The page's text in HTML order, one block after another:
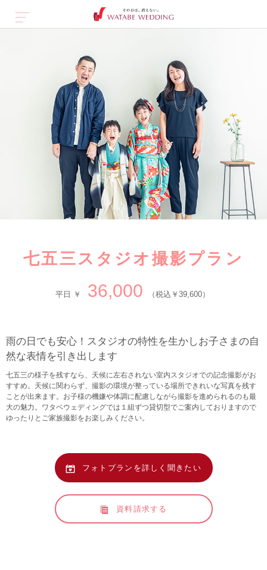
七五三スタジオ撮影プラン
平日 ￥ 36,000 （税込￥39,600）
雨の日でも安心！スタジオの特性を生かしお子さまの自
然な表情を引き出します
七五三の様子を残すなら、天候に左右されない室内スタジオでの記念撮影がお
すすめ。天候に関わらず、撮影の環境が整っている場所できれいな写真を残す
ことが出来ます。お子様の機嫌や体調に配慮しながら撮影を進められるのも最
大の魅力。ワタベウェディングでは１組ずつ貸切型でご案内しておりますので
ゆったりとご家族撮影をお楽しみください。
フォトプランを詳しく聞きたい
資料請求する